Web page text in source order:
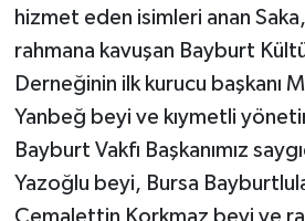
hizmet eden isimleri anan
rahmana kavuşan Bayburt
Derneğinin ilk kurucu başkanı
Yanbeğ beyi ve kıymetli
Bayburt Vakfı Başkanımız
Yazoğlu beyi, Bursa
Cemalettin Korkmaz beyi ve